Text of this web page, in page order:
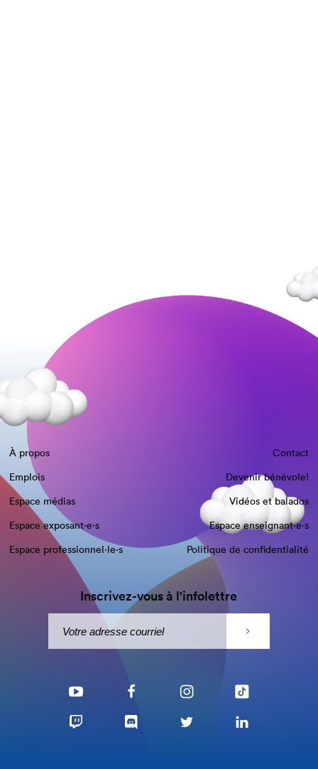
À propos
Contact
Emplois
Devenir bénévole!
Espace médias
Vidéos et balados
Espace exposant·e⋅s
Espace enseignant·e⋅s
Espace professionnel·le⋅s
Politique de confidentialité
Inscrivez-vous à l'infolettre